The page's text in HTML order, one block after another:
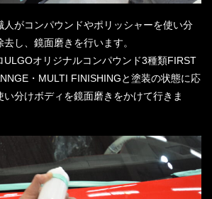
人がコンパウンドやポリッシャーを使い分
し、鏡面磨きを行います。
ULGOオリジナルコンパウンド3種類FIRST
・MULTI FINISHINGと塗装の状態に応
い分けボディを鏡面磨きをかけて行きま